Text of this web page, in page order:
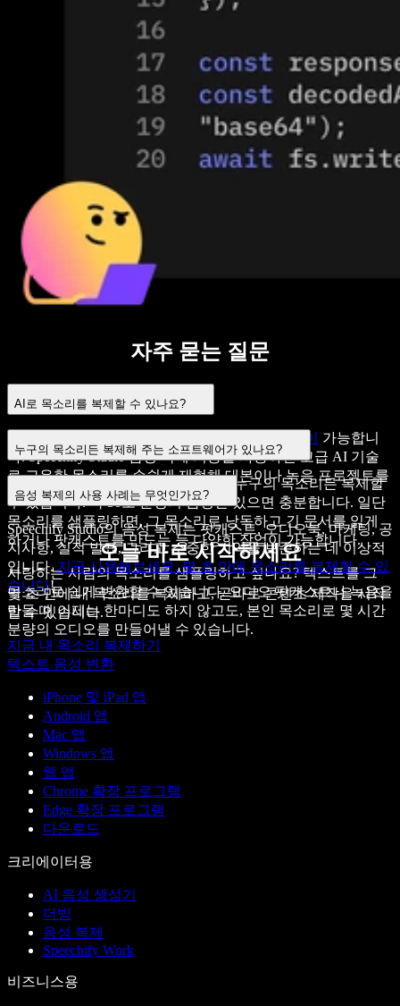
자주 묻는 질문
AI로 목소리를 복제할 수 있나요?
AI 기술로 목소리를 복제하는 것이
가능합니
다. Speechify Studio 음성 복제 기능을 사용하면 고급 AI 기술
로 고유한 목소리를 손쉽게 재현해 대본이나 녹음 프로젝트를
본인의 목소리로 낭독 할 수 있습니다.
누구의 목소리든 복제해 주는 소프트웨어가 있나요?
는 몇 초 만에 누구의 목소리든 복제할
수 있습니다. 약 30초 분량의 음성만 있으면 충분합니다. 일단
목소리를 샘플링하면, 그 목소리로낭독하고 긴 문서를 읽게
하거나 팟캐스트를 만드는 등 다양한 작업이 가능합니다.
사랑하는 사람의 목소리를 샘플링하고 싶나요? 텍스트를 그
목소리로 쉽게 변환할 수 있습니다. 오디오 팟캐스트나 녹음을
만들 때 이제는 한마디도 하지 않고도, 본인 목소리로 몇 시간
분량의 오디오를 만들어낼 수 있습니다.
음성 복제의 사용 사례는 무엇인가요?
Speechify Studio의 음성 복제는 팟캐스트, 오디오북, 마케팅, 공
지사항, 실적 발표, 그리고 소중한 기억을 보존하는 데 이상적
입니다. 지금 사용해보세요. 몇 초 만에 목소리를 복제할 수 있
습니다!
오늘 바로 시작하세요
몇 초 만에 내 목소리를 복제하고, 곧바로 콘텐츠 제작을 시작
할 수 있습니다.
지금 내 목소리 복제하기
텍스트 음성 변환
iPhone 및 iPad 앱
Android 앱
Mac 앱
Windows 앱
웹 앱
Chrome 확장 프로그램
Edge 확장 프로그램
다운로드
크리에이터용
AI 음성 생성기
더빙
음성 복제
Speechify Work
비즈니스용